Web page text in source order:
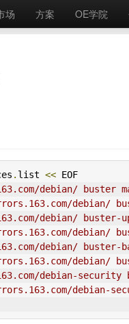
场 方案 OE学院
. list << EOF
debian/ buster
debian/
debian/ buster-
debian/
debian/ buster-
debian/
debian-security
debian-